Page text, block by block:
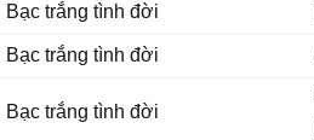
Bạc trắng tình đời
Bạc trắng tình đời
Bạc trắng tình đời